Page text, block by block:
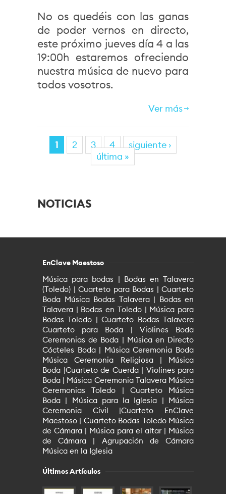
No os quedéis con las ganas
de poder vernos en directo,
este próximo jueves día 4 a las
19:00h estaremos ofreciendo
nuestra música de nuevo para
todos vosotros.
Ver más
Páginas
1 2 3 4
siguiente ›
última »
NOTICIAS
EnClave Maestoso
Música para bodas | Bodas en Talavera
(Toledo) | Cuarteto para Bodas | Cuarteto
Boda Música Bodas Talavera | Bodas en
Talavera | Bodas en Toledo | Música para
Bodas Toledo | Cuarteto Bodas Talavera
Cuarteto para Boda | Violines Boda
Ceremonias de Boda | Música en Directo
Cócteles Boda | Música Ceremonia Boda
Música Ceremonia Religiosa | Música
Boda |Cuarteto de Cuerda | Violines para
Boda | Música Ceremonia Talavera Música
Ceremonias Toledo | Cuarteto Música
Boda | Música para la Iglesia | Música
Ceremonia Civil |Cuarteto EnClave
Maestoso | Cuarteto Bodas Toledo Música
de Cámara | Música para el altar | Música
de Cámara | Agrupación de Cámara
Música en la Iglesia
Últimos Artículos